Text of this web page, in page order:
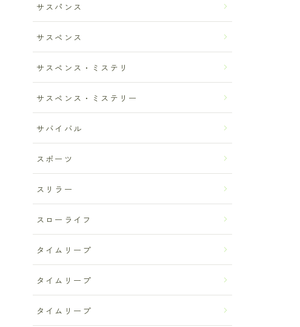
サスパンス
サスペンス
サスペンス・ミステリ
サスペンス・ミステリー
サバイバル
スポーツ
スリラー
スローライフ
タイムリープ
タイムリープ
タイムリープ